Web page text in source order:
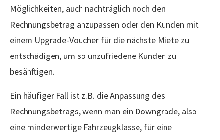
Möglichkeiten, auch nachträglich noch den
Rechnungsbetrag anzupassen oder den Kunden mit
einem Upgrade-Voucher für die nächste Miete zu
entschädigen, um so unzufriedene Kunden zu
besänftigen.
Ein häufiger Fall ist z.B. die Anpassung des
Rechnungsbetrags, wenn man ein Downgrade, also
eine minderwertige Fahrzeugklasse, für eine